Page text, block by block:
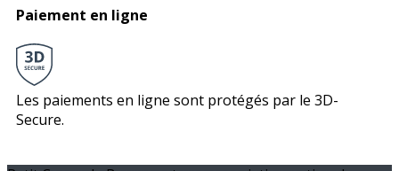
Paiement en ligne
Les paiements en ligne sont protégés par le 3D-
Secure.